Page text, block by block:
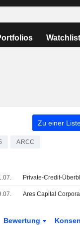
Zu einer
ARCC
Bewertung